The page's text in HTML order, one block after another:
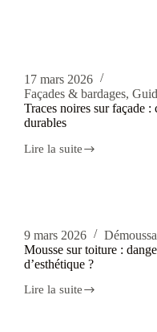
17 mars 2026
Façades & bardages,
Traces noires sur façade :
durables
Lire la suite
9 mars 2026
Mousse sur toiture :
d’esthétique ?
Lire la suite